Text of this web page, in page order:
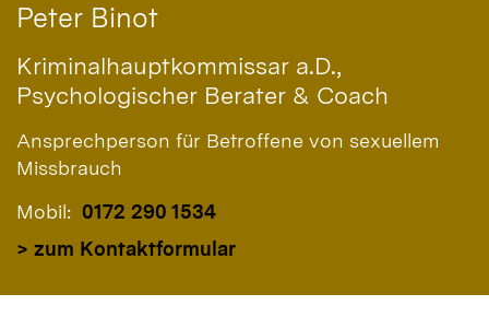
Peter Binot
Kriminalhauptkommissar a.D.,
Psychologischer Berater & Coach
Ansprechperson für Betroffene von sexuellem
Missbrauch
Mobil: 0172 290 1534
> zum Kontaktformular